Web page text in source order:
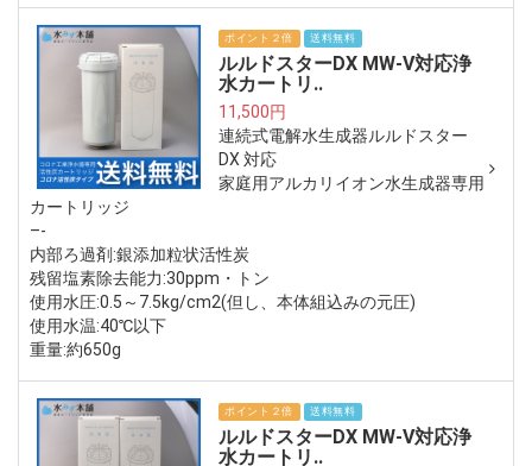
ポイント２倍 送料無料
ルルドスターDX MW-V対応浄
水カートリ..
11,500円
連続式電解水生成器ルルドスター
DX 対応
家庭用アルカリイオン水生成器専用
カートリッジ
–-
内部ろ過剤:銀添加粒状活性炭
残留塩素除去能力:30ppm・トン
使用水圧:0.5～7.5kg/cm2(但し、本体組込みの元圧)
使用水温:40℃以下
重量:約650g
ポイント２倍 送料無料
ルルドスターDX MW-V対応浄
水カートリ..